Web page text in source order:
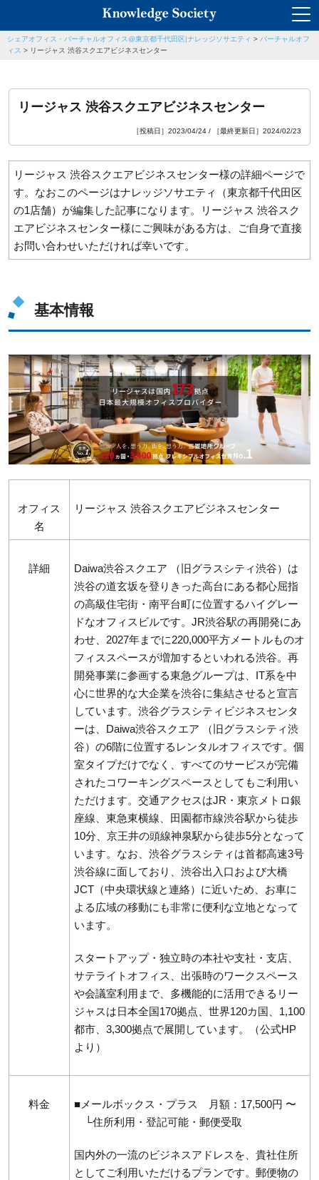
シェアオフィス・バーチャルオフィス@東京都千代田区|ナレッジソサエティ > バーチャルオフ
ィス > リージャス 渋谷スクエアビジネスセンター
リージャス 渋谷スクエアビジネスセンター
［投稿日］2023/04/24 / ［最終更新日］2024/02/23
リージャス 渋谷スクエアビジネスセンター様の詳細ページで
す。なおこのページはナレッジソサエティ（東京都千代田区
の1店舗）が編集した記事になります。リージャス 渋谷スク
エアビジネスセンター様にご興味がある方は、ご自身で直接
お問い合わせいただければ幸いです。
基本情報
オフィス
名
リージャス 渋谷スクエアビジネスセンター
詳細
Daiwa渋谷スクエア （旧グラスシティ渋谷）は
渋谷の道玄坂を登りきった高台にある都心屈指
の高級住宅街・南平台町に位置するハイグレー
ドなオフィスビルです。JR渋谷駅の再開発にあ
わせ、2027年までに220,000平方メートルものオ
フィススペースが増加するといわれる渋谷。再
開発事業に参画する東急グループは、IT系を中
心に世界的な大企業を渋谷に集結させると宣言
しています。渋谷グラスシティビジネスセンタ
ーは、Daiwa渋谷スクエア （旧グラスシティ渋
谷）の6階に位置するレンタルオフィスです。個
室タイプだけでなく、すべてのサービスが完備
されたコワーキングスペースとしてもご利用い
ただけます。交通アクセスはJR・東京メトロ銀
座線、東急東横線、田園都市線渋谷駅から徒歩
10分、京王井の頭線神泉駅から徒歩5分となって
います。なお、渋谷グラスシティは首都高速3号
渋谷線に面しており、渋谷出入口および大橋
JCT（中央環状線と連絡）に近いため、お車に
よる広域の移動にも非常に便利な立地となって
います。
スタートアップ・独立時の本社や支社・支店、
サテライトオフィス、出張時のワークスペース
や会議室利用まで、多機能的に活用できるリー
ジャスは日本全国170拠点、世界120カ国、1,100
都市、3,300拠点で展開しています。（公式HP
より）​
料金
■メールボックス・プラス 月額：17,500円 〜
└住所利用・登記可能・郵便受取
国内外の一流のビジネスアドレスを、貴社住所
としてご利用いただけるプランです。郵便物の